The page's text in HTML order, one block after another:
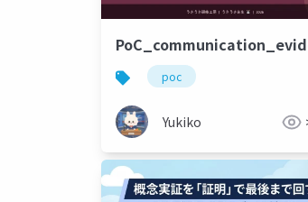
poc
Yukiko